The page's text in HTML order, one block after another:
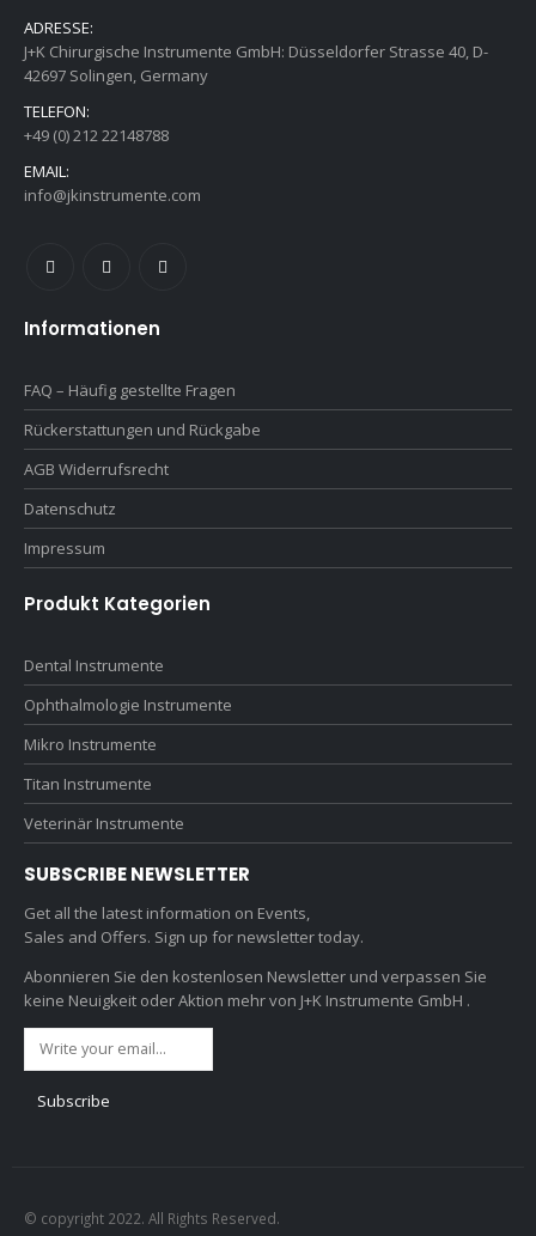
ADRESSE:
J+K Chirurgische Instrumente GmbH: Düsseldorfer Strasse 40, D-
42697 Solingen, Germany
TELEFON:
+49 (0) 212 22148788
EMAIL:
info@jkinstrumente.com
Informationen
FAQ – Häufig gestellte Fragen
Rückerstattungen und Rückgabe
AGB Widerrufsrecht
Datenschutz
Impressum
Produkt Kategorien
Dental Instrumente
Ophthalmologie Instrumente
Mikro Instrumente
Titan Instrumente
Veterinär Instrumente
SUBSCRIBE NEWSLETTER
Get all the latest information on Events,
Sales and Offers. Sign up for newsletter today.
Abonnieren Sie den kostenlosen Newsletter und verpassen Sie
keine Neuigkeit oder Aktion mehr von J+K Instrumente GmbH .
© copyright 2022. All Rights Reserved.